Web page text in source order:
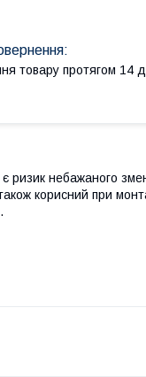
товару протягом 14
небажаного
корисний при